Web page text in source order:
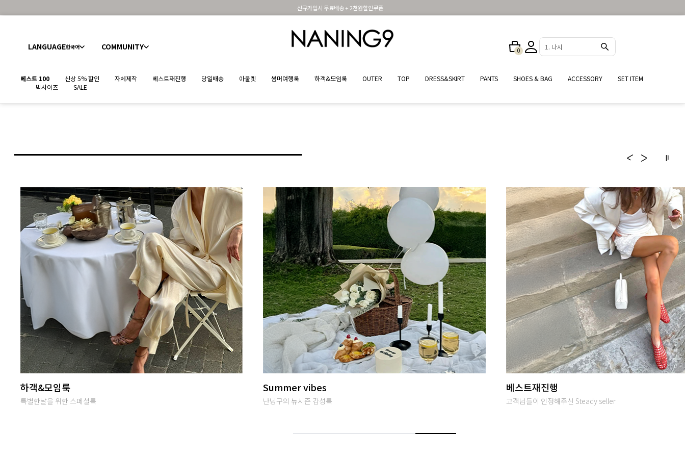
신규가입시 무료배송 + 2천원할인쿠폰
LANGUAGE한국어 COMMUNITY 0 2. 원피스
베스트 100 신상 5% 할인 자체제작 베스트재진행 당일배송 아울렛 썸머여행룩 하객&모임룩 OUTER TOP DRESS&SKIRT PANTS SHOES & BAG ACCESSORY
SET ITEM
빅사이즈
SALE
난닝구 라이브방송
단골맺고 득템하세요
썸머여행룩
편안하면서 특별한 휴양지룩
당일발송
오후 2시까지 입금완료시 당일출고